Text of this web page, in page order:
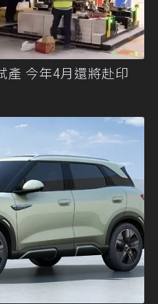
產 今年4月還將赴印